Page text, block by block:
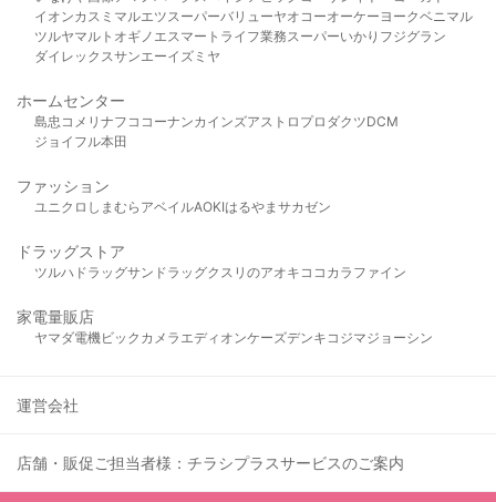
イオンカスミ マルエツスーパーバリューヤオコーオーケー ヨークベニマル
ツルヤマルト オギノ エスマート ライフ業務スーパーいかり フジグラン
ダイレックスサンエーイズミヤ
ホームセンター
島忠 コメリ ナフコ コーナンカインズアストロプロダクツDCM
ジョイフル本田
ファッション
ユニクロ しまむら アベイルAOKIはるやま サカゼン
ドラッグストア
ツルハドラッグサンドラッグクスリのアオキ ココカラファイン
家電量販店
ヤマダ電機ビックカメラ エディオンケーズデンキ コジマジョーシン
運営会社
店舗・販促ご担当者様：チラシプラスサービスのご案内